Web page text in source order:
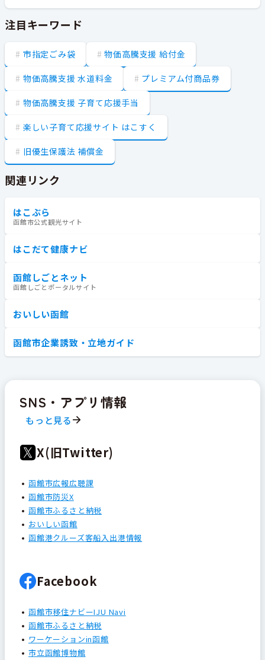
注目キーワード
市指定ごみ袋 物価高騰支援 給付金
物価高騰支援 水道料金 プレミアム付商品券
物価高騰支援 子育て応援手当
楽しい子育て応援サイト はこすく
旧優生保護法 補償金
関連リンク
はこぶら
函館市公式観光サイト
はこだて健康ナビ
函館しごとネット
函館しごとポータルサイト
おいしい函館
函館市企業誘致・立地ガイド
SNS・アプリ情報
もっと見る
X(旧Twitter)
函館市広報広聴課
函館市防災X
函館市ふるさと納税
おいしい函館
函館港クルーズ客船入出港情報
Facebook
函館市移住ナビーIJU Navi
函館市ふるさと納税
ワーケーションin函館
市立函館博物館